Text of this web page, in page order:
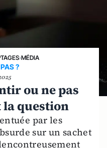
›MÉDIA
?
ou ne pas
la question
par les
sur un sachet